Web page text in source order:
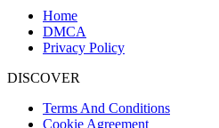
Home
DMCA
Privacy Policy
DISCOVER
Terms And Conditions
Cookie Agreement